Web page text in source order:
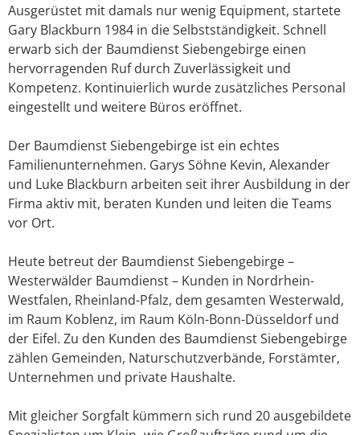
Ausgerüstet mit damals nur wenig Equipment, startete
Gary Blackburn 1984 in die Selbstständigkeit. Schnell
erwarb sich der Baumdienst Siebengebirge einen
hervorragenden Ruf durch Zuverlässigkeit und
Kompetenz. Kontinuierlich wurde zusätzliches Personal
eingestellt und weitere Büros eröffnet.
Der Baumdienst Siebengebirge ist ein echtes
Familienunternehmen. Garys Söhne Kevin, Alexander
und Luke Blackburn arbeiten seit ihrer Ausbildung in der
Firma aktiv mit, beraten Kunden und leiten die Teams
vor Ort.
Heute betreut der Baumdienst Siebengebirge –
Westerwälder Baumdienst – Kunden in Nordrhein-
Westfalen, Rheinland-Pfalz, dem gesamten Westerwald,
im Raum Koblenz, im Raum Köln-Bonn-Düsseldorf und
der Eifel. Zu den Kunden des Baumdienst Siebengebirge
zählen Gemeinden, Naturschutzverbände, Forstämter,
Unternehmen und private Haushalte.
Mit gleicher Sorgfalt kümmern sich rund 20 ausgebildete